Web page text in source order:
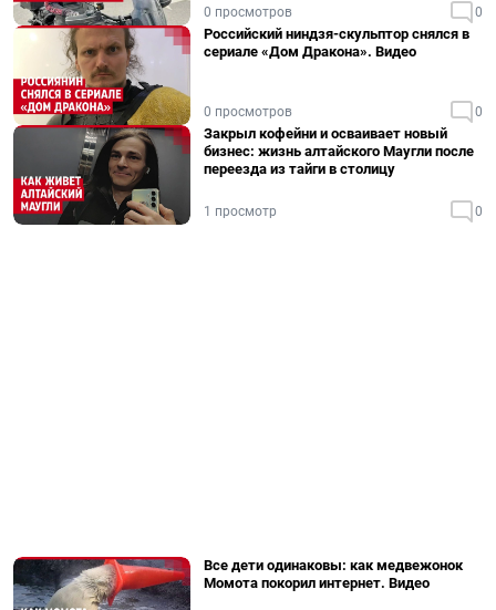
0 просмотров 0
Российский ниндзя-скульптор снялся в
сериале «Дом Дракона». Видео
0 просмотров 0
Закрыл кофейни и осваивает новый
бизнес: жизнь алтайского Маугли после
переезда из тайги в столицу
1 просмотр 0
Все дети одинаковы: как медвежонок
Момота покорил интернет. Видео